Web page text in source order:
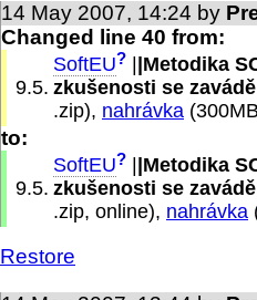
14 May 2007, 14:24 by
Changed line 40 from:
9.5.
SoftEU?
|Metodika
zkušenosti se
.zip), nahrávka
to:
9.5.
SoftEU?
|Metodika
zkušenosti se
.zip, online), nahrávka
Restore